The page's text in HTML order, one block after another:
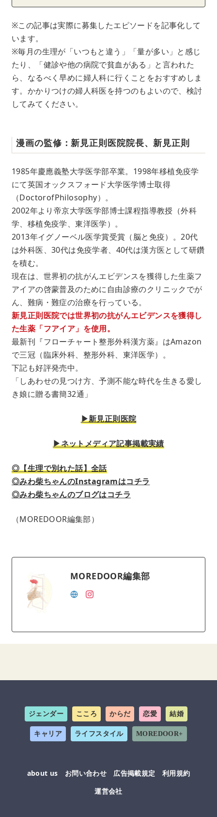
※この記事は実際に募集したエピソードを記事化して
います。
※毎月の生理が「いつもと違う」「量が多い」と感じ
たり、「健診や他の病院で貧血がある」と言われた
ら、なるべく早めに婦人科に行くことをおすすめしま
す。かかりつけの婦人科医を持つのもよいので、検討
してみてください。
漫画の監修：新見正則医院院長、新見正則
1985年慶應義塾大学医学部卒業。1998年移植免疫学
にて英国オックスフォード大学医学博士取得
（DoctorofPhilosophy）。
2002年より帝京大学医学部博士課程指導教授（外科
学、移植免疫学、東洋医学）。
2013年イグノーベル医学賞受賞（脳と免疫）。20代
は外科医、30代は免疫学者、40代は漢方医として研鑽
を積む。
現在は、世界初の抗がんエビデンスを獲得した生薬フ
アイアの啓蒙普及のために自由診療のクリニックでが
ん、難病・難症の治療を行っている。
新見正則医院では世界初の抗がんエビデンスを獲得し
た生薬「フアイア」を使用。
最新刊『フローチャート整形外科漢方薬』はAmazon
で三冠（臨床外科、整形外科、東洋医学）。
下記も好評発売中。
「しあわせの見つけ方、予測不能な時代を生きる愛し
き娘に贈る書簡32通」
▶︎新見正則医院
▶︎ネットメディア記事掲載実績
◎【生理で別れた話】全話
◎みわ柴ちゃんのInstagramはコチラ
◎みわ柴ちゃんのブログはコチラ
（MOREDOOR編集部）
MOREDOOR編集部
ジェンダー こころ からだ 恋愛 結婚
キャリア ライフスタイル MOREDOOR+
about us お問い合わせ 広告掲載規定
利用規約
運営会社